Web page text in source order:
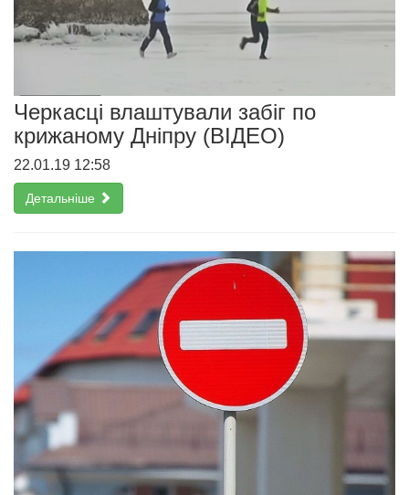
Черкасці влаштували забіг по
крижаному Дніпру (ВІДЕО)
22.01.19 12:58
Детальніше